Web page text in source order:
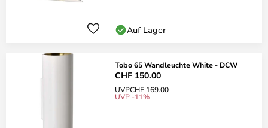
Auf Lager
Tobo 65 Wandleuchte White - DCW
CHF 150.00
UVPCHF 169.00
UVP -11%